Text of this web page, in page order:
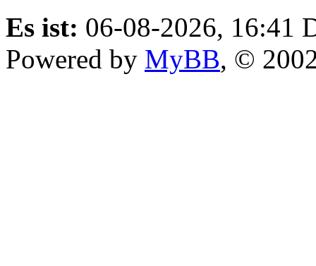
Es ist: 06-08-2026, 16:41
Powered by MyBB, ©